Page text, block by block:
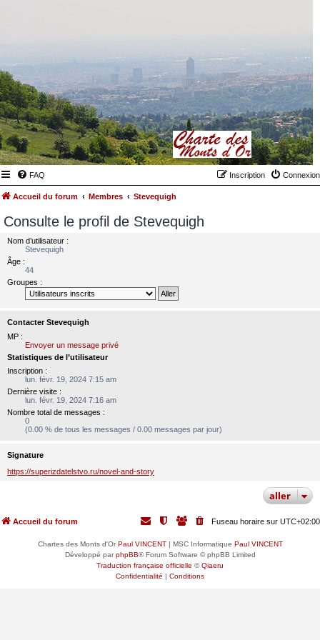
FAQ Connexion
Inscription
Accueil du forum Membres Stevequigh
Consulte le profil de Stevequigh
Nom d’utilisateur :
Stevequigh
Âge :
44
Groupes :
Contacter Stevequigh
MP :
Envoyer un message privé
Statistiques de l’utilisateur
Inscription :
lun. févr. 19, 2024 7:15 am
Dernière visite :
lun. févr. 19, 2024 7:16 am
Nombre total de messages :
0
(0.00 % de tous les messages / 0.00 messages par jour)
Signature
https://superizdatelstvo.ru/novel-and-story
aller
Accueil du forum Fuseau horaire sur UTC+02:00
Chartes des Monts d'OrPaul VINCENT| MSC Informatique Paul VINCENT
Développé parphpBB® Forum Software © phpBB Limited
Traduction française officielle ©Qiaeru
Confidentialité | Conditions